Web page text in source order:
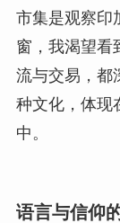
市集是观察印
窗，我渴望看
流与交易，都
种文化，体现
中。
语言与信仰